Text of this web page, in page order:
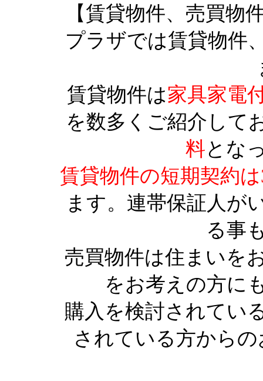
【賃貸物件、売買物
プラザでは賃貸物件
賃貸物件は家具家電
を数多くご紹介して
料とな
賃貸物件の短期契約
ます。連帯保証人が
る事
売買物件は住まいを
をお考えの方に
購入を検討されてい
されている方から